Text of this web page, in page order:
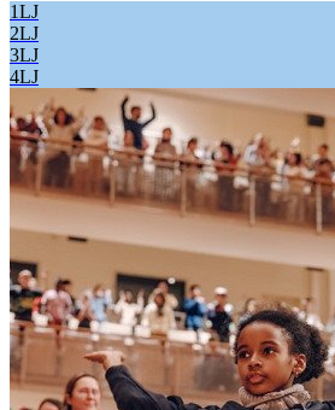
1LJ
2LJ
3LJ
4LJ